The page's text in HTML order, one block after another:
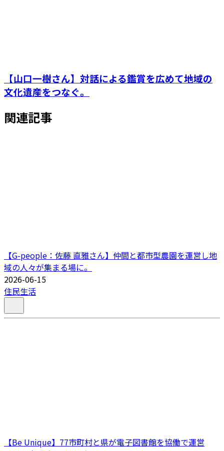
【山口一樹さん】対話による鑑賞を広めて地域の
文化遺産をつなぐ。
関連記事
【G-people：佐藤 直雅さん】仲間と都市型農園を運営し地
域の人々が集まる場に。
2026-06-15
住民生活
【Be Unique】77市町村と県が電子図書館を協働で運営